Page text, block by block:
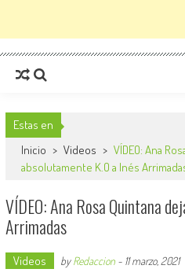
Estas en
Inicio > Videos > VÍDEO: Ana
absolutamente K.O a Inés
VÍDEO: Ana Rosa Quintana
Arrimadas
Videos byRedaccion- 11 marzo, 2021